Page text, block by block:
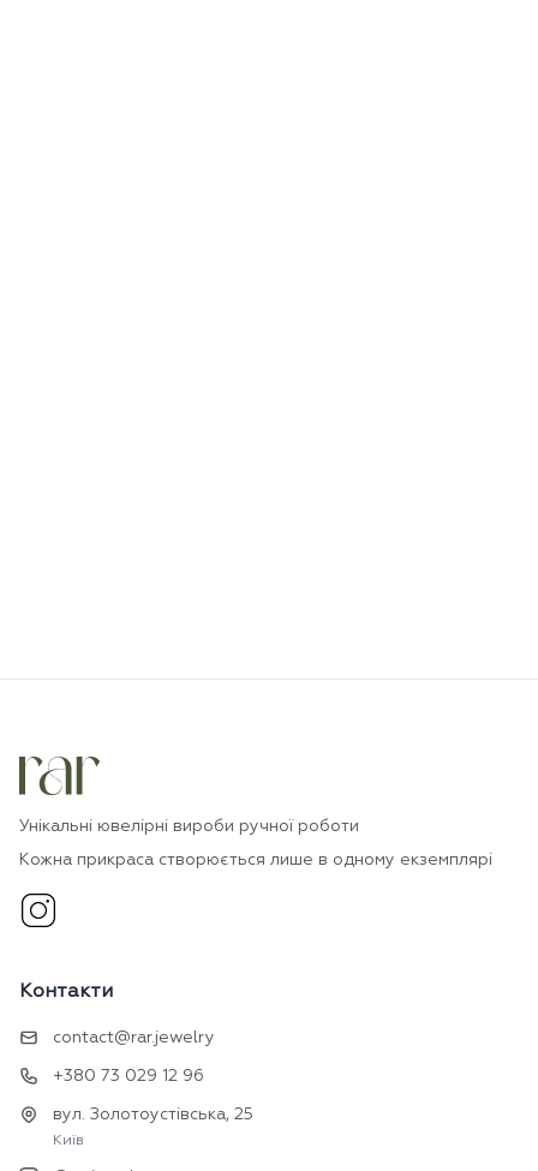
Унікальні ювелірні вироби ручної роботи
Кожна прикраса створюється лише в одному екземплярі
Контакти
contact@rar.jewelry
+380 73 029 12 96
вул. Золотоустівська, 25
Київ